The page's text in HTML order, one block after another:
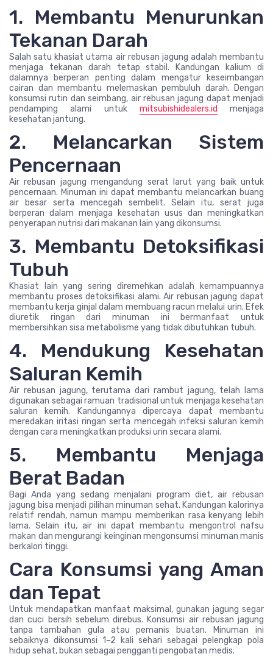
1. Membantu Menurunkan
Tekanan Darah
Salah satu khasiat utama air rebusan jagung adalah membantu
menjaga tekanan darah tetap stabil. Kandungan kalium di
dalamnya berperan penting dalam mengatur keseimbangan
cairan dan membantu melemaskan pembuluh darah. Dengan
konsumsi rutin dan seimbang, air rebusan jagung dapat menjadi
pendamping alami untuk mitsubishidealers.id
menjaga
kesehatan jantung.
2. Melancarkan Sistem
Pencernaan
Air rebusan jagung mengandung serat larut yang baik untuk
pencernaan. Minuman ini dapat membantu melancarkan buang
air besar serta mencegah sembelit. Selain itu, serat juga
berperan dalam menjaga kesehatan usus dan meningkatkan
penyerapan nutrisi dari makanan lain yang dikonsumsi.
3. Membantu Detoksifikasi
Tubuh
Khasiat lain yang sering diremehkan adalah kemampuannya
membantu proses detoksifikasi alami. Air rebusan jagung dapat
membantu kerja ginjal dalam membuang racun melalui urin. Efek
diuretik ringan dari minuman ini bermanfaat untuk
membersihkan sisa metabolisme yang tidak dibutuhkan tubuh.
4. Mendukung Kesehatan
Saluran Kemih
Air rebusan jagung, terutama dari rambut jagung, telah lama
digunakan sebagai ramuan tradisional untuk menjaga kesehatan
saluran kemih. Kandungannya dipercaya dapat membantu
meredakan iritasi ringan serta mencegah infeksi saluran kemih
dengan cara meningkatkan produksi urin secara alami.
5. Membantu Menjaga
Berat Badan
Bagi Anda yang sedang menjalani program diet, air rebusan
jagung bisa menjadi pilihan minuman sehat. Kandungan kalorinya
relatif rendah, namun mampu memberikan rasa kenyang lebih
lama. Selain itu, air ini dapat membantu mengontrol nafsu
makan dan mengurangi keinginan mengonsumsi minuman manis
berkalori tinggi.
Cara Konsumsi yang Aman
dan Tepat
Untuk mendapatkan manfaat maksimal, gunakan jagung segar
dan cuci bersih sebelum direbus. Konsumsi air rebusan jagung
tanpa tambahan gula atau pemanis buatan. Minuman ini
sebaiknya dikonsumsi 1–2 kali sehari sebagai pelengkap pola
hidup sehat, bukan sebagai pengganti pengobatan medis.